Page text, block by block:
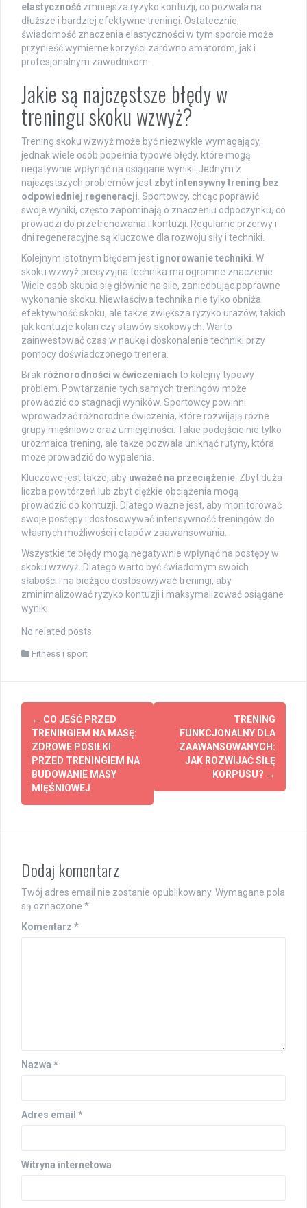
elastyczność zmniejsza ryzyko kontuzji, co pozwala na
dłuższe i bardziej efektywne treningi. Ostatecznie,
świadomość znaczenia elastyczności w tym sporcie może
przynieść wymierne korzyści zarówno amatorom, jak i
profesjonalnym zawodnikom.
Jakie są najczęstsze błędy w
treningu skoku wzwyż?
Trening skoku wzwyż może być niezwykle wymagający,
jednak wiele osób popełnia typowe błędy, które mogą
negatywnie wpłynąć na osiągane wyniki. Jednym z
najczęstszych problemów jest zbyt intensywny trening bez
odpowiedniej regeneracji. Sportowcy, chcąc poprawić
swoje wyniki, często zapominają o znaczeniu odpoczynku, co
prowadzi do przetrenowania i kontuzji. Regularne przerwy i
dni regeneracyjne są kluczowe dla rozwoju siły i techniki.
Kolejnym istotnym błędem jest ignorowanie techniki. W
skoku wzwyż precyzyjna technika ma ogromne znaczenie.
Wiele osób skupia się głównie na sile, zaniedbując poprawne
wykonanie skoku. Niewłaściwa technika nie tylko obniża
efektywność skoku, ale także zwiększa ryzyko urazów, takich
jak kontuzje kolan czy stawów skokowych. Warto
zainwestować czas w naukę i doskonalenie techniki przy
pomocy doświadczonego trenera.
Brak różnorodności w ćwiczeniach to kolejny typowy
problem. Powtarzanie tych samych treningów może
prowadzić do stagnacji wyników. Sportowcy powinni
wprowadzać różnorodne ćwiczenia, które rozwijają różne
grupy mięśniowe oraz umiejętności. Takie podejście nie tylko
urozmaica trening, ale także pozwala uniknąć rutyny, która
może prowadzić do wypalenia.
Kluczowe jest także, aby uważać na przeciążenie. Zbyt duża
liczba powtórzeń lub zbyt ciężkie obciążenia mogą
prowadzić do kontuzji. Dlatego ważne jest, aby monitorować
swoje postępy i dostosowywać intensywność treningów do
własnych możliwości i etapów zaawansowania.
Wszystkie te błędy mogą negatywnie wpłynąć na postępy w
skoku wzwyż. Dlatego warto być świadomym swoich
słabości i na bieżąco dostosowywać treningi, aby
zminimalizować ryzyko kontuzji i maksymalizować osiągane
wyniki.
No related posts.
Fitness i sport
Post
navigation
← CO JEŚĆ PRZED
TRENINGIEM NA MASĘ:
ZDROWE POSIŁKI
PRZED TRENINGIEM NA
BUDOWANIE MASY
MIĘŚNIOWEJ
TRENING
FUNKCJONALNY DLA
ZAAWANSOWANYCH:
JAK ROZWIJAĆ SIŁĘ
KORPUSU? →
Dodaj komentarz
Twój adres email nie zostanie opublikowany. Wymagane pola
są oznaczone *
Komentarz *
Nazwa *
Adres email *
Witryna internetowa